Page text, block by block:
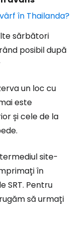
în Thailanda?
sărbători
posibil după
un loc cu
este
și cele de la
site-
în
SRT. Pentru
să urmați